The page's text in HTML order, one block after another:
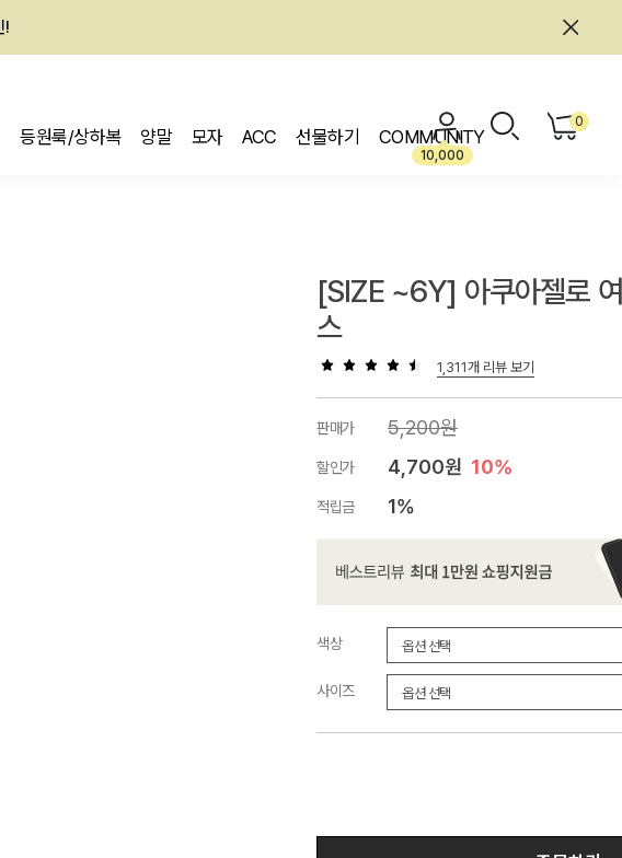
등원룩/상하복 양말 모자 ACC 선물하기 COMMUNITY
10,000
0
[SIZE ~6Y] 아쿠아젤로
스
1,311개 리뷰 보기
판매가 5,200원
할인가 4,700원 10%
적립금 1%
색상
사이즈